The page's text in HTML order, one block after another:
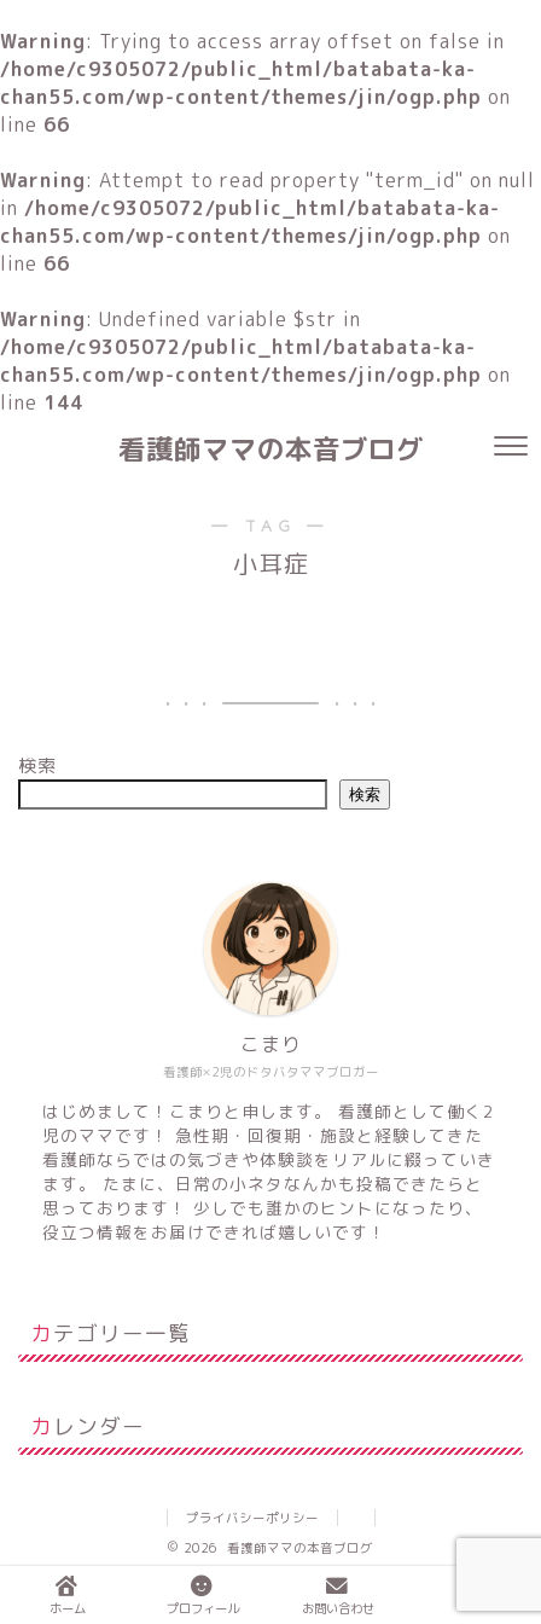
Warning: Trying to access array offset on false in
/home/c9305072/public_html/batabata-ka-
chan55.com/wp-content/themes/jin/ogp.php on
line 66
Warning: Attempt to read property "term_id" on null
in /home/c9305072/public_html/batabata-ka-
chan55.com/wp-content/themes/jin/ogp.php on
line 66
Warning: Undefined variable $str in
/home/c9305072/public_html/batabata-ka-
chan55.com/wp-content/themes/jin/ogp.php on
line 144
看護師ママの本音ブログ
― TAG ―
小耳症
検索
検索
看護師×2児のドタバタママブロガー
こまり
はじめまして！こまりと申します。 看護師として働く2
児のママです！ 急性期・回復期・施設と経験してきた
看護師ならではの気づきや体験談をリアルに綴っていき
ます。 たまに、日常の小ネタなんかも投稿できたらと
思っております！ 少しでも誰かのヒントになったり、
役立つ情報をお届けできれば嬉しいです！
カテゴリー一覧
カレンダー
プライバシーポリシー
2026 看護師ママの本音ブログ
ホーム プロフィール お問い合わせ